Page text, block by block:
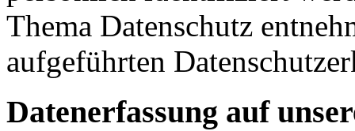
Thema Datenschutz
aufgeführten
Datenerfassung auf